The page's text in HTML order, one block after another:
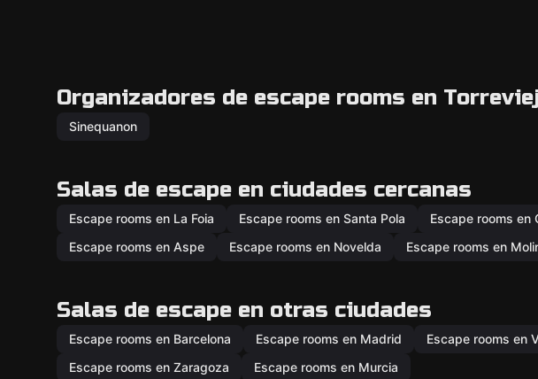
Organizadores de escape rooms en
Sinequanon
Salas de escape en ciudades cercanas
Escape rooms en La Foia Escape rooms en Santa Pola Escape rooms en
Escape rooms en Aspe
Escape rooms en Novelda Escape rooms en
Salas de escape en otras ciudades
Escape rooms en Barcelona Escape rooms en Madrid Escape rooms en
Escape rooms en Zaragoza
Escape rooms en Murcia